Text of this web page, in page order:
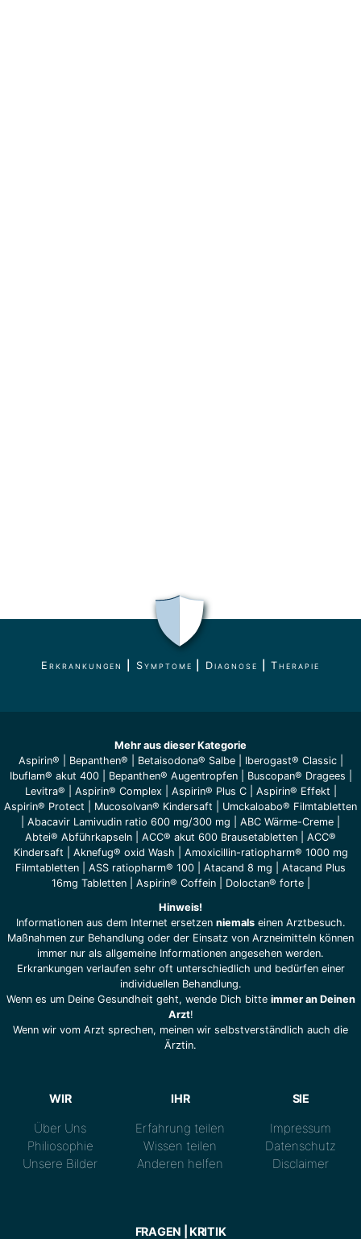
Erkrankungen Symptome Diagnose |Therapie
Mehr aus dieser Kategorie
Aspirin®
Bepanthen® Betaisodona® Salbe| Iberogast® Classic|
Ibuflam® akut 400| Bepanthen® Augentropfen| Buscopan® Dragees
Levitra®
Aspirin® Complex| Aspirin® Plus C| Aspirin® Effekt
Aspirin® Protect
Mucosolvan® Kindersaft
Umckaloabo® Filmtabletten
Abacavir Lamivudin ratio 600 mg/300 mg ABC Wärme-Creme
Abtei® Abführkapseln
ACC® akut 600 Brausetabletten
ACC®
Kindersaft
Aknefug® oxid Wash
Amoxicillin-ratiopharm® 1000 mg
Filmtabletten
ASS ratiopharm® 100 Atacand 8 mg
Atacand Plus
16mg Tabletten| Aspirin® Coffein| Doloctan® forte|
Hinweis!
Informationen aus dem Internet ersetzen niemalseinen Arztbesuch.
Maßnahmen zur Behandlung oder der Einsatz von Arzneimitteln können
immer nur als allgemeine Informationen angesehen werden.
Erkrankungen verlaufen sehr oft unterschiedlich und bedürfen einer
individuellen Behandlung.
Wenn es um Deine Gesundheit geht, wende Dich bitte immer an Deinen
Arzt!
Wenn wir vom Arzt sprechen, meinen wir selbstverständlich auch die
Ärztin.
WIR
Über Uns
Philiosophie
Unsere Bilder
IHR
Erfahrung teilen
Wissen teilen
Anderen helfen
SIE
Impressum
Datenschutz
Disclaimer
FRAGEN | KRITIK